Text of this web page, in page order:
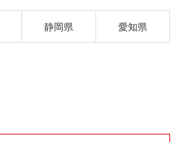
静岡県 愛知県